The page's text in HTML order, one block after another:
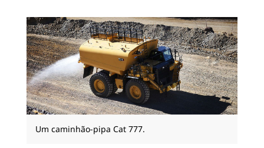
Um caminhão-pipa Cat 777.